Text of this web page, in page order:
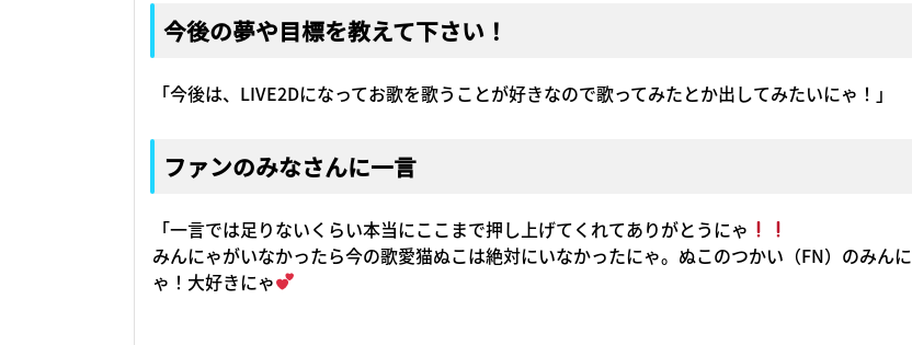
今後の夢や目標を教えて下さい！
「今後は、LIVE2Dになってお歌を歌うことが好きなので歌ってみたとか出してみたいにゃ！」
ファンのみなさんに一言
「一言では足りないくらい本当にここまで押し上げてくれてありがとうにゃ
みんにゃがいなかったら今の歌愛猫ぬこは絶対にいなかったにゃ。ぬこのつかい（FN）のみんに
ゃ！大好きにゃ